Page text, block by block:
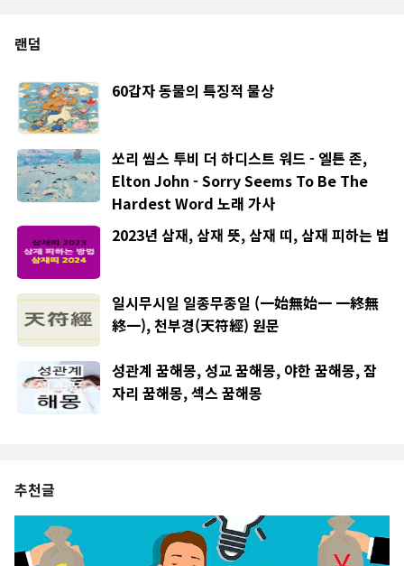
랜덤
60갑자 동물의 특징적 물상
쏘리 씸스 투비 더 하디스트 워드 - 엘튼 존,
Elton John - Sorry Seems To Be The
Hardest Word 노래 가사
2023년 삼재, 삼재 뜻, 삼재 띠, 삼재 피하는 법
일시무시일 일종무종일 (一始無始一 一終無
終一), 천부경(天符經) 원문
성관계 꿈해몽, 성교 꿈해몽, 야한 꿈해몽, 잠
자리 꿈해몽, 섹스 꿈해몽
추천글